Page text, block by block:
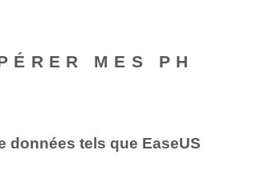
MES PH
données tels que EaseUS